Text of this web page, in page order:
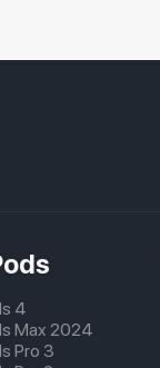
4
Max 2024
Pro 3